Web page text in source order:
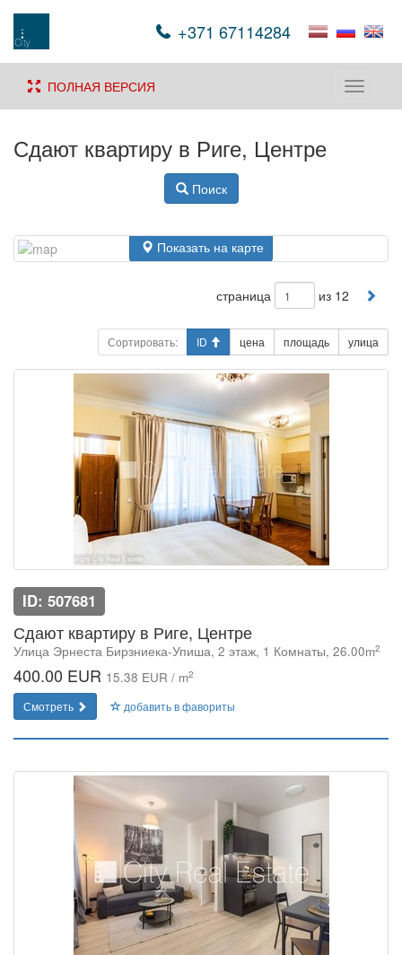
+371 67114284
Toggle
ПОЛНАЯ ВЕРСИЯ
Сдают квартиру в Риге, Центре
Поиск
Показать на карте
страница из 12
Сортировать: ID цена площадь улица
ID: 507681
Сдают квартиру в Риге, Центре
Улица Эрнеста Бирзниека-Упиша, 2 этаж, 1 Комнаты, 26.00m2
400.00 EUR 15.38 EUR / m2
Смотреть добавить в фавориты